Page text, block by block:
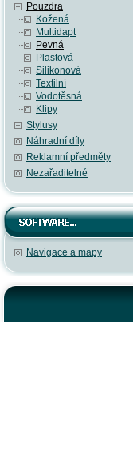
Pouzdra
Kožená
Multidapt
Pevná
Plastová
Silikonová
Textilní
Vodotěsná
Klipy
Stylusy
Náhradní díly
Reklamní předměty
Nezařaditelné
Navigace a mapy